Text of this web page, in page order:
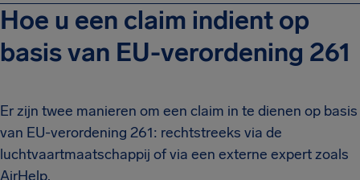
Hoe u een claim indient op
basis van EU-verordening 261
Er zijn twee manieren om een claim in te dienen op basis
van EU-verordening 261: rechtstreeks via de
luchtvaartmaatschappij of via een externe expert zoals
AirHelp.